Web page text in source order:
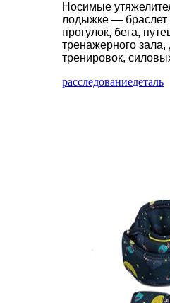
Носимые
лодыжке — браслет
прогулок, бега,
тренажерного
тренировок,
расследованиедеталь